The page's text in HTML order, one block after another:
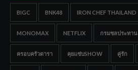
BIGC BNK48 IRON CHEF THAILAND
MONOMAX NETFLIX กรมชลประทาน
ครอบครัวดารา คุยแซ่บSHOW คู่รัก